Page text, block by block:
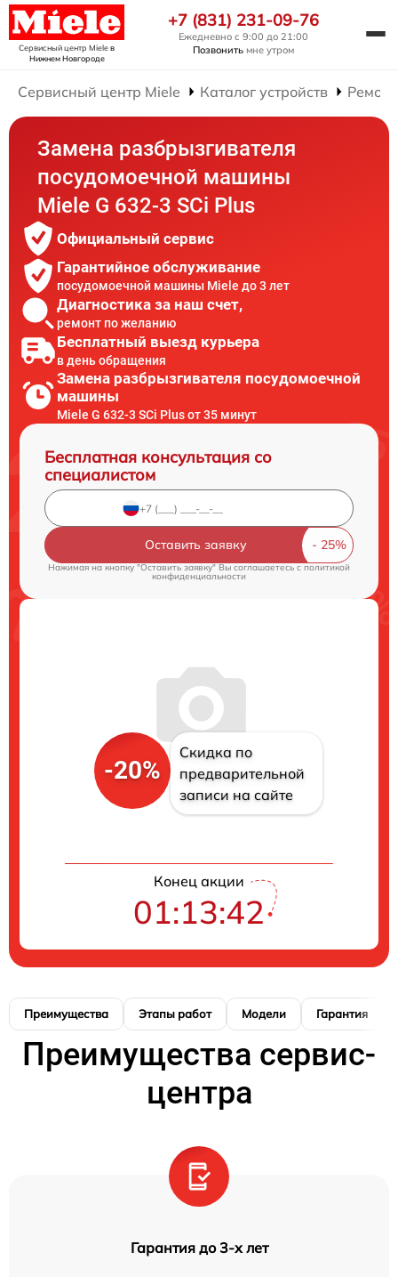
Сервисный центр Mieleв
Нижнем Новгороде
+7 (831) 231-09-76
Ежедневно с 9:00 до 21:00
Позвонить мне утром
Сервисный центр Miele Каталог устройств
Замена разбрызгивателя
посудомоечной машины
Miele G 632-3 SCi Plus
Официальный сервис
Гарантийное обслуживание
посудомоечной машины Miele до 3 лет
Диагностика за наш счет,
ремонт по желанию
Бесплатный выезд курьера
в день обращения
Замена разбрызгивателя посудомоечной
машины
Miele G 632-3 SCi Plus от 35 минут
Бесплатная консультация со
специалистом
Оставить заявку
Нажимая на кнопку "Оставить заявку" Вы соглашаетесь cполитикой
конфиденциальности
-20%
Скидка по
предварительной
записи на сайте
Конец акции
01:13:41
Преимущества Этапы работ Модели Гарантия
Преимущества сервис-
центра
Гарантия до 3-х лет